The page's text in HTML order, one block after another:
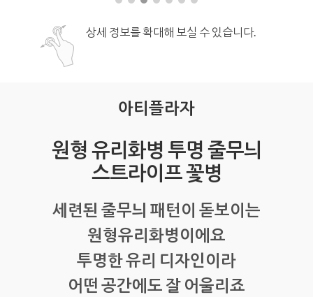
상세 정보를 확대해 보실 수 있습니다.
아티플라자
원형 유리화병 투명 줄무늬
스트라이프 꽃병
세련된 줄무늬 패턴이 돋보이는
원형유리화병이에요
투명한 유리 디자인이라
어떤 공간에도 잘 어울리죠